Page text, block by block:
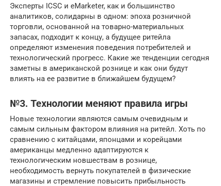
Эксперты ICSC и eMarketer, как и большинство
аналитиков, солидарны в одном: эпоха розничной
торговли, основанной на товарно-материальных
запасах, подходит к концу, а будущее ритейла
определяют изменения поведения потребителей и
технологический прогресс. Какие же тенденции сегодня
заметны в американской рознице и как они будут
влиять на ее развитие в ближайшем будущем?
№3. Технологии меняют правила игры
Новые технологии являются самым очевидным и
самым сильным фактором влияния на ритейл. Хоть по
сравнению с китайцами, японцами и корейцами
американцы медленно адаптируются к
технологическим новшествам в рознице,
необходимость вернуть покупателей в физические
магазины и стремление повысить прибыльность